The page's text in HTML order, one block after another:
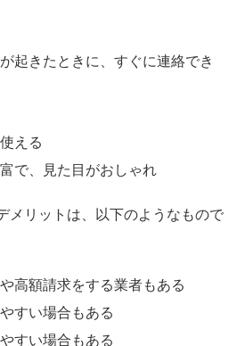
起きたときに、すぐに連絡でき
える
で、見た目がおしゃれ
メリットは、以下のようなもので
高額請求をする業者もある
すい場合もある
すい場合もある